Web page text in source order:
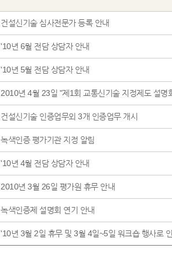
건설신기술 심사전문가 등록 안내
'10년 6월 전담 상담자 안내
'10년 5월 전담 상담자 안내
2010년 4월 23일 "제1회 교통신기술 지정제도 설명
건설신기술 인증업무외 3개 인증업무 개시
녹색인증 평가기관 지정 알림
'10년 4월 전담 상담자 안내
2010년 3월 26일 평가원 휴무 안내
녹색인증제 설명회 연기 안내
'10년 3월 2일 휴무 및 3월 4일~5일 워크숍 행사로